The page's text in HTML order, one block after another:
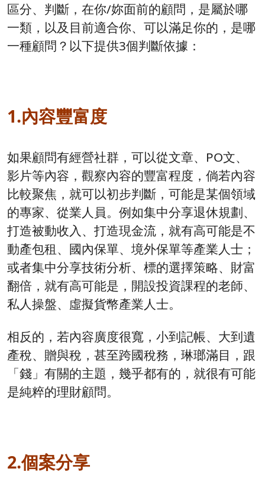
區分、判斷，在你/妳面前的顧問，是屬於哪
一類，以及目前適合你、可以滿足你的，是哪
一種顧問？以下提供3個判斷依據：
1.內容豐富度
如果顧問有經營社群，可以從文章、PO文、
影片等內容，觀察內容的豐富程度，倘若內容
比較聚焦，就可以初步判斷，可能是某個領域
的專家、從業人員。例如集中分享退休規劃、
打造被動收入、打造現金流，就有高可能是不
動產包租、國內保單、境外保單等產業人士；
或者集中分享技術分析、標的選擇策略、財富
翻倍，就有高可能是，開設投資課程的老師、
私人操盤、虛擬貨幣產業人士。
相反的，若內容廣度很寬，小到記帳、大到遺
產稅、贈與稅，甚至跨國稅務，琳瑯滿目，跟
「錢」有關的主題，幾乎都有的，就很有可能
是純粹的理財顧問。
2.個案分享